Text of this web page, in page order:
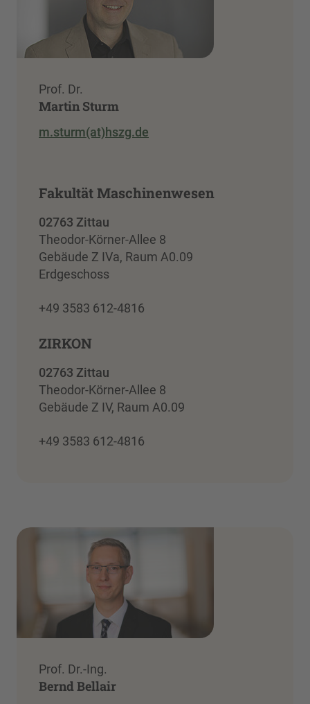
Prof. Dr.
Martin Sturm
m.sturm(at)hszg.de
Fakultät Maschinenwesen
02763 Zittau
Theodor-Körner-Allee 8
Gebäude Z IVa, Raum A0.09
Erdgeschoss
+49 3583 612-4816
ZIRKON
02763 Zittau
Theodor-Körner-Allee 8
Gebäude Z IV, Raum A0.09
+49 3583 612-4816
Prof. Dr.-Ing.
Bernd Bellair